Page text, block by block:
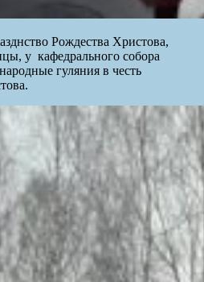
Рождества Христова,
у кафедрального собора
гуляния в честь